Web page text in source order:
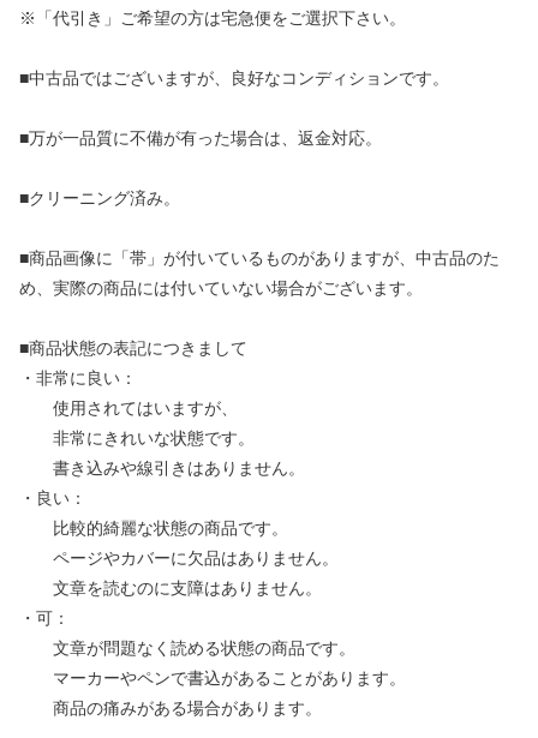
※「代引き」ご希望の方は宅急便をご選択下さい。
■中古品ではございますが、良好なコンディションです。
■万が一品質に不備が有った場合は、返金対応。
■クリーニング済み。
■商品画像に「帯」が付いているものがありますが、中古品のた
め、実際の商品には付いていない場合がございます。
■商品状態の表記につきまして
・非常に良い：
使用されてはいますが、
非常にきれいな状態です。
書き込みや線引きはありません。
・良い：
比較的綺麗な状態の商品です。
ページやカバーに欠品はありません。
文章を読むのに支障はありません。
・可：
文章が問題なく読める状態の商品です。
マーカーやペンで書込があることがあります。
商品の痛みがある場合があります。